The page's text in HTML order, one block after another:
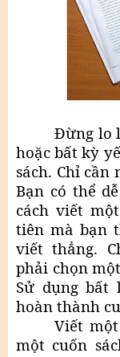
Đừng lo
hoặc bất kỳ
sách. Chỉ cần
Bạn có thể
cách viết
tiên mà bạn
viết thẳng.
phải chọn
Sử dụng bất
hoàn thành
Viết
một cuốn